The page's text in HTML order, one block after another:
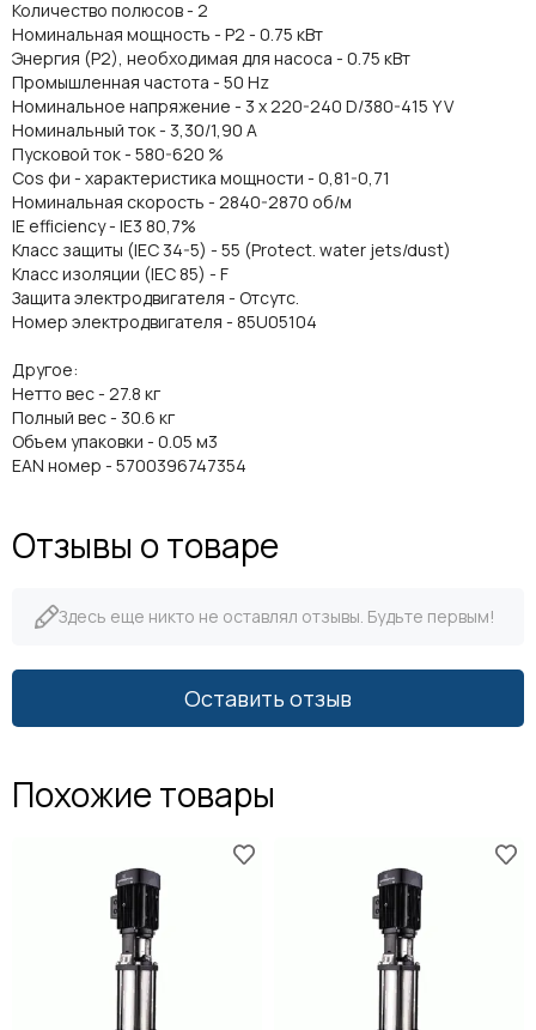
Количество полюсов - 2
Номинальная мощность - P2 - 0.75 кВт
Энергия (Р2), необходимая для насоса - 0.75 кВт
Промышленная частота - 50 Hz
Номинальное напряжение - 3 x 220-240 D/380-415 Y V
Номинальный ток - 3,30/1,90 A
Пусковой ток - 580-620 %
Cos фи - характеристика мощности - 0,81-0,71
Номинальная скорость - 2840-2870 об/м
IE efficiency - IE3 80,7%
Класс защиты (IEC 34-5) - 55 (Protect. water jets/dust)
Класс изоляции (IEC 85) - F
Защита электродвигателя - Отсутс.
Номер электродвигателя - 85U05104
Другое:
Нетто вес - 27.8 кг
Полный вес - 30.6 кг
Объем упаковки - 0.05 м3
EAN номер - 5700396747354
Отзывы о товаре
Здесь еще никто не оставлял отзывы. Будьте первым!
Оставить отзыв
Похожие товары